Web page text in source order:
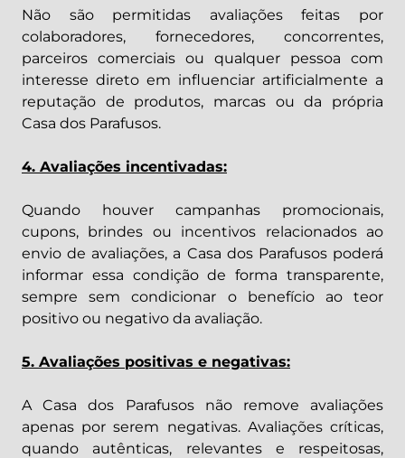
Não são permitidas avaliações feitas por
colaboradores, fornecedores, concorrentes,
parceiros comerciais ou qualquer pessoa com
interesse direto em influenciar artificialmente a
reputação de produtos, marcas ou da própria
Casa dos Parafusos.
4. Avaliações incentivadas:
Quando houver campanhas promocionais,
cupons, brindes ou incentivos relacionados ao
envio de avaliações, a Casa dos Parafusos poderá
informar essa condição de forma transparente,
sempre sem condicionar o benefício ao teor
positivo ou negativo da avaliação.
5. Avaliações positivas e negativas:
A Casa dos Parafusos não remove avaliações
apenas por serem negativas. Avaliações críticas,
quando autênticas, relevantes e respeitosas,